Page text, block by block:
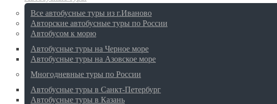
Все автобусные туры из г.Иваново
Авторские автобусные туры по России
Автобусом к морю
Автобусные туры на Черное море
Автобусные туры на Азовское море
Многодневные туры по России
Автобусные туры в Санкт-Петербург
Автобусные туры в Казань